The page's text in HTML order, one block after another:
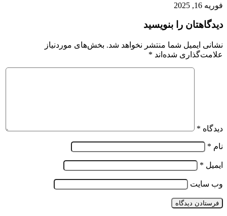
فوریه 16, 2025
دیدگاهتان را بنویسید
نشانی ایمیل شما منتشر نخواهد شد. بخش‌های موردنیاز
علامت‌گذاری شده‌اند *
دیدگاه *
نام *
ایمیل *
وب‌ سایت